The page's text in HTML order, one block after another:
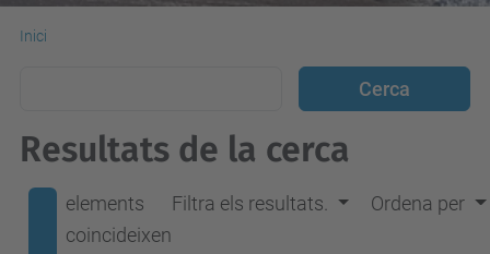
Inici
Resultats de la cerca
elements
coincideixen
Filtra els resultats. Ordena per